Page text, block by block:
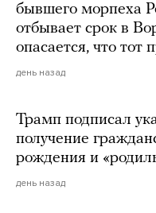
бывшего морпеха
отбывает срок в
опасается, что тот
день назад
Трамп подписал
получение
рождения и
день назад